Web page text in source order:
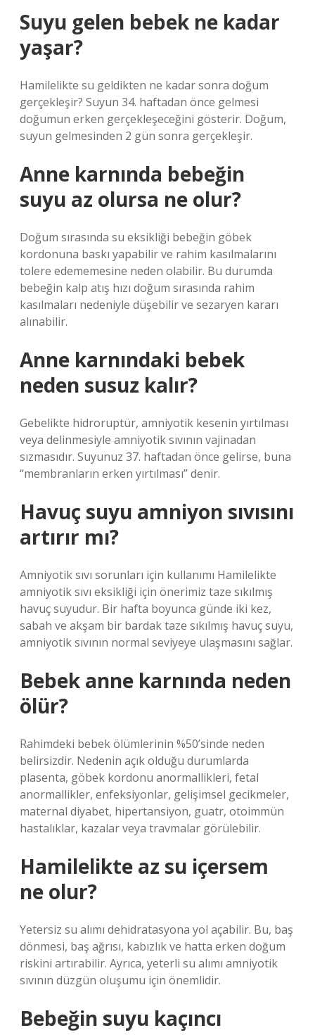
Suyu gelen bebek ne kadar
yaşar?
Hamilelikte su geldikten ne kadar sonra doğum
gerçekleşir? Suyun 34. haftadan önce gelmesi
doğumun erken gerçekleşeceğini gösterir. Doğum,
suyun gelmesinden 2 gün sonra gerçekleşir.
Anne karnında bebeğin
suyu az olursa ne olur?
Doğum sırasında su eksikliği bebeğin göbek
kordonuna baskı yapabilir ve rahim kasılmalarını
tolere edememesine neden olabilir. Bu durumda
bebeğin kalp atış hızı doğum sırasında rahim
kasılmaları nedeniyle düşebilir ve sezaryen kararı
alınabilir.
Anne karnındaki bebek
neden susuz kalır?
Gebelikte hidroruptür, amniyotik kesenin yırtılması
veya delinmesiyle amniyotik sıvının vajinadan
sızmasıdır. Suyunuz 37. haftadan önce gelirse, buna
“membranların erken yırtılması” denir.
Havuç suyu amniyon sıvısını
artırır mı?
Amniyotik sıvı sorunları için kullanımı Hamilelikte
amniyotik sıvı eksikliği için önerimiz taze sıkılmış
havuç suyudur. Bir hafta boyunca günde iki kez,
sabah ve akşam bir bardak taze sıkılmış havuç suyu,
amniyotik sıvının normal seviyeye ulaşmasını sağlar.
Bebek anne karnında neden
ölür?
Rahimdeki bebek ölümlerinin %50’sinde neden
belirsizdir. Nedenin açık olduğu durumlarda
plasenta, göbek kordonu anormallikleri, fetal
anormallikler, enfeksiyonlar, gelişimsel gecikmeler,
maternal diyabet, hipertansiyon, guatr, otoimmün
hastalıklar, kazalar veya travmalar görülebilir.
Hamilelikte az su içersem
ne olur?
Yetersiz su alımı dehidratasyona yol açabilir. Bu, baş
dönmesi, baş ağrısı, kabızlık ve hatta erken doğum
riskini artırabilir. Ayrıca, yeterli su alımı amniyotik
sıvının düzgün oluşumu için önemlidir.
Bebeğin suyu kaçıncı